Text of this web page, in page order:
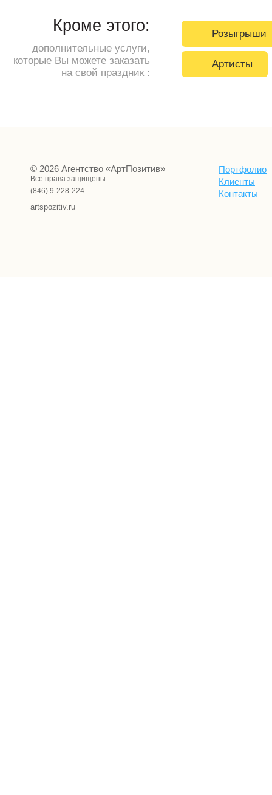
Кроме этого:
дополнительные услуги,
которые Вы можете заказать
на свой праздник :
Розыгрыши
Артисты
© 2026 Агентство «АртПозитив»
Все права защищены
(846) 9-228-224
artspozitiv.ru
Портфолио
Клиенты
Контакты